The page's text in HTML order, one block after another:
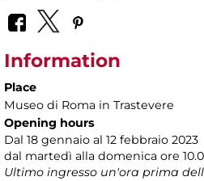
Information
Place
Museo di Roma in Trastevere
Opening hours
Dal 18 gennaio al 12 febbraio 2023
dal martedì alla domenica ore
Ultimo ingresso un'ora prima